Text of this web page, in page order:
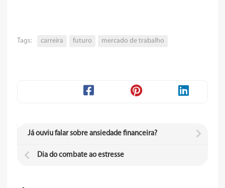
Tags: carreira futuro mercado de trabalho
Já ouviu falar sobre ansiedade financeira?
Dia do combate ao estresse